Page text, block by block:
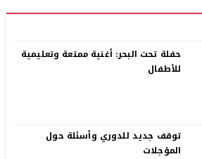
حفلة تحت البحر: أغنية ممتعة وتعليمية
للأطفال
توقف جديد للدوري وأسئلة حول
المؤجلات